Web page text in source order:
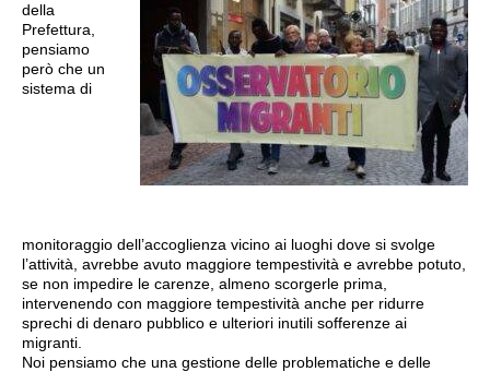
della
Prefettura,
pensiamo
però che un
sistema di
monitoraggio dell’accoglienza vicino ai luoghi dove si svolge
l’attività, avrebbe avuto maggiore tempestività e avrebbe potuto,
se non impedire le carenze, almeno scorgerle prima,
intervenendo con maggiore tempestività anche per ridurre
sprechi di denaro pubblico e ulteriori inutili sofferenze ai
migranti.
Noi pensiamo che una gestione delle problematiche e delle